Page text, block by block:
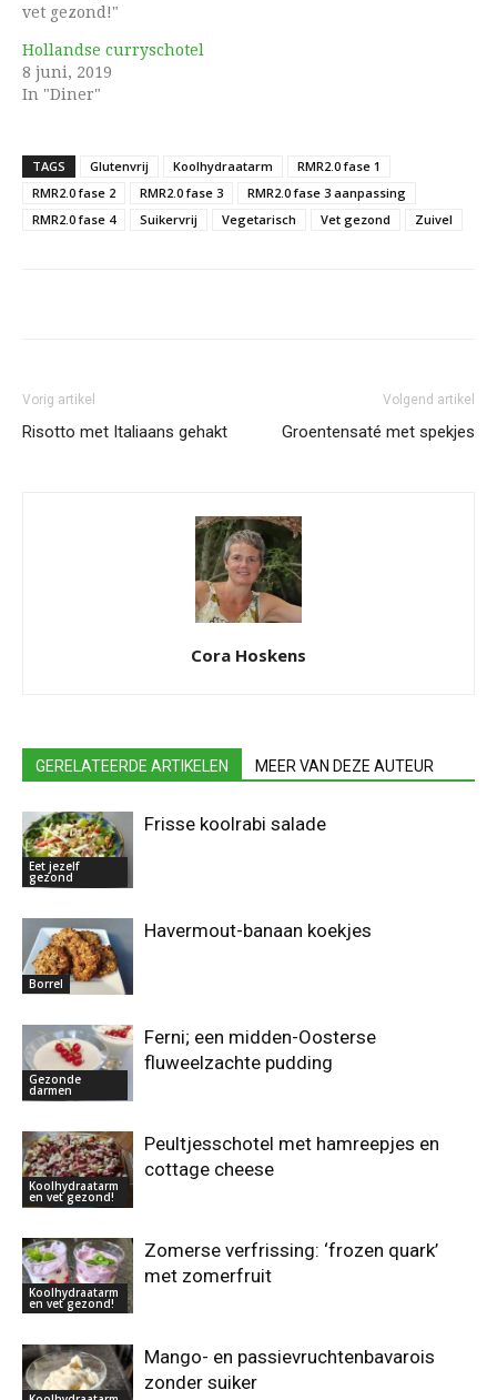
vet gezond!"
Hollandse curryschotel
8 juni, 2019
In "Diner"
TAGS Glutenvrij Koolhydraatarm
RMR2.0 fase 1
RMR2.0 fase 2
RMR2.0 fase 3
RMR2.0 fase 3 aanpassing
RMR2.0 fase 4
Suikervrij Vegetarisch Vet gezond Zuivel
Vorig artikel
Risotto met Italiaans gehakt
Volgend artikel
Groentensaté met spekjes
Cora Hoskens
GERELATEERDE ARTIKELEN MEER VAN DEZE AUTEUR
Eet jezelf
gezond
Frisse koolrabi salade
Borrel
Havermout-banaan koekjes
Gezonde
darmen
Ferni; een midden-Oosterse
fluweelzachte pudding
Koolhydraatarm
en vet gezond!
Peultjesschotel met hamreepjes en
cottage cheese
Koolhydraatarm
en vet gezond!
Zomerse verfrissing: ‘frozen quark’
met zomerfruit
Mango- en passievruchtenbavarois
zonder suiker